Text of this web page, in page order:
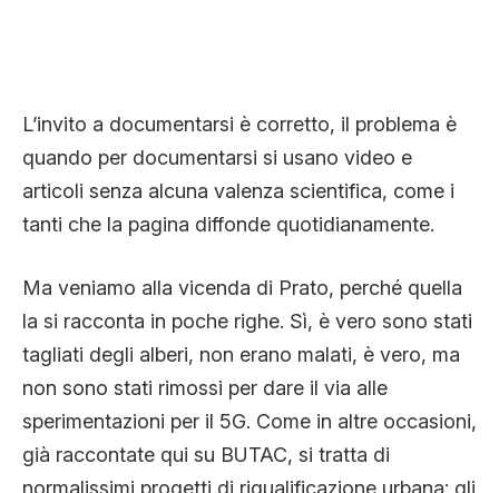
L’invito a documentarsi è corretto, il problema è
quando per documentarsi si usano video e
articoli senza alcuna valenza scientifica, come i
tanti che la pagina diffonde quotidianamente.
Ma veniamo alla vicenda di Prato, perché quella
la si racconta in poche righe. Sì, è vero sono stati
tagliati degli alberi, non erano malati, è vero, ma
non sono stati rimossi per dare il via alle
sperimentazioni per il 5G. Come in altre occasioni,
già raccontate qui su BUTAC, si tratta di
normalissimi progetti di riqualificazione urbana: gli